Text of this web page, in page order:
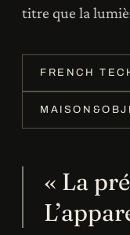
titre que la
FRENCH
« La